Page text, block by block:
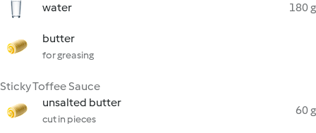
water 180 g
butter
for greasing
Sticky Toffee Sauce
unsalted butter
cut in pieces
60 g